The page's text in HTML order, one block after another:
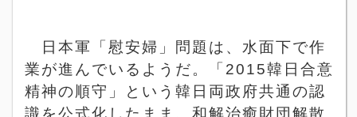
日本軍「慰安婦」問題は、水面下で作
業が進んでいるようだ。「 2015韓日合意
精神の順守」という韓日両政府共通の認
識を公式化したまま、和解治癒財団解散